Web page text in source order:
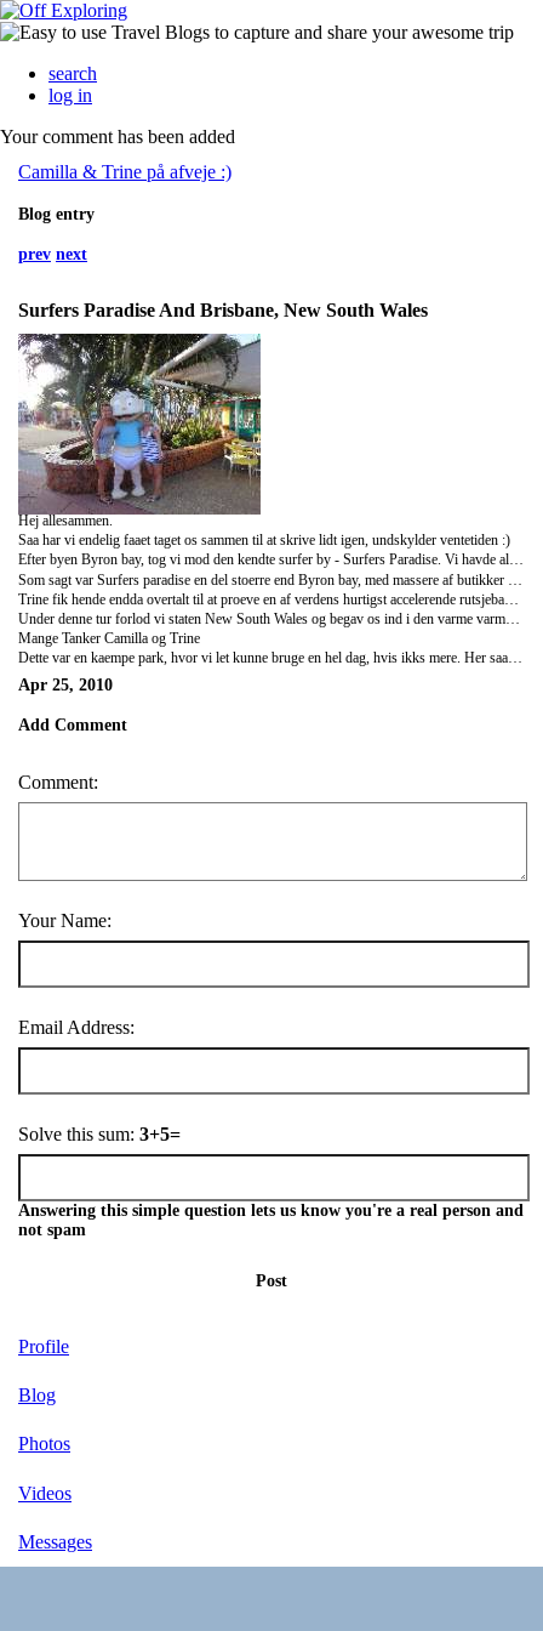
search
log in
Your comment has been added
Camilla & Trine på afveje :)
Blog entry
prev next
Surfers Paradise And Brisbane, New South Wales
Hej allesammen.
Saa har vi endelig faaet taget os sammen til at skrive lidt igen, undskylder ventetiden :)
Efter byen Byron bay, tog vi mod den kendte surfer by - Surfers Paradise. Vi havde alle 4 glaedet os til denne by, da vi havde hoert rigtig meget om den hjemmefra. Byen var en del stoerrer end Byron bay, saa ikke naer saa hyggelig. Vi ankom med bussen omkring middags tid og her var det saa foerste OG SIDSTE gang vi ikke havde bestilt et hostel paa forhaand. Det gik dog meget smerte frit, og vi fandt os hurtigt et billigt og okay hostel. Selvom det gik ret hurtig var det dog alligevel ikke rart ikke at vaere sikker paa om man overhovedet havde noget af sove i den nat :)
Under denne tur forlod vi staten New South Wales og begav os ind i den varme varme stat Queensland. Brisbane i sig selv var en enorm by og vi naaed slet ikke rundt over det hele. Den foerste dag brugte vi paa at faa set det vi nu kunne naa af byen, hvorimod vi den anden dag, begav os en time ud af byen, ud til Steve Irwins mindepark - Australian zoo.
Mange Tanker Camilla og Trine
Dette var en kaempe park, hvor vi let kunne bruge en hel dag, hvis ikks mere. Her saa vi baade krokodiller, wombats, tasmanske djaeveler og mange flere. Vi roerte ved en kanguru og vi proevede at holde en koalabjorn :) I og med vi var der i paaskeferien, lavede hans familie et stort paaskeshow, hvor vi saa hans boern fodre krokodillerne, til det store krokodilleshow. Det var en rigtig god dag, og varm dag. Meget sjovt at se nogle af de dyr, man hoere saa meget om, men aldrig har set.
Apr 25, 2010
Add Comment
Comment:
Your Name:
Email Address:
Solve this sum: 3+5=
Answering this simple question lets us know you're a real person and
not spam
Post
Profile
Blog
Photos
Videos
Messages